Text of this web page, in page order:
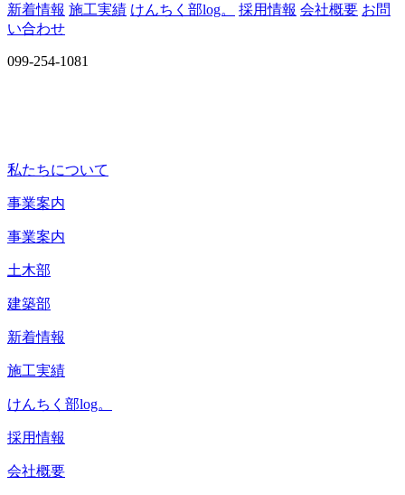
新着情報 施工実績 けんちく部log。 採用情報 会社概要 お問
い合わせ
099-254-1081
私たちについて
事業案内
事業案内
土木部
建築部
新着情報
施工実績
けんちく部log。
採用情報
会社概要